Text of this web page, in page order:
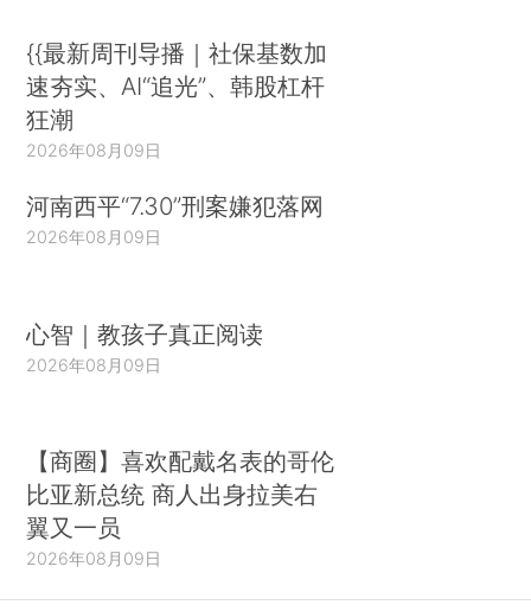
{{最新周刊导播｜社保基数加
速夯实、AI“追光”、韩股杠杆
狂潮
2026年08月09日
河南西平“7.30”刑案嫌犯落网
2026年08月09日
心智｜教孩子真正阅读
2026年08月09日
【商圈】喜欢配戴名表的哥伦
比亚新总统 商人出身拉美右
翼又一员
2026年08月09日